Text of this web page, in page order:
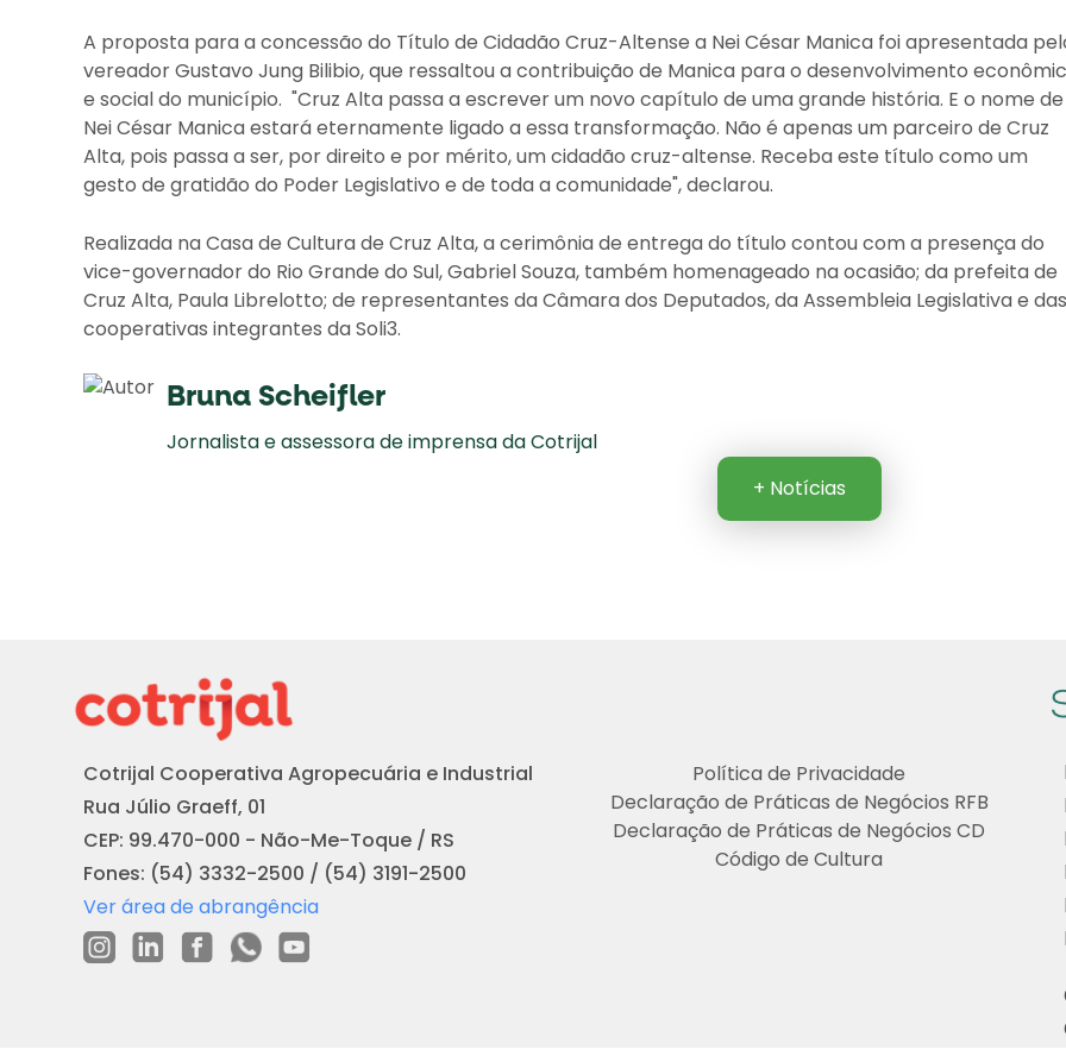
A proposta para a concessão do Título de Cidadão Cruz-Altense a Nei César Manica foi apresentada
vereador Gustavo Jung Bilibio, que ressaltou a contribuição de Manica para o desenvolvimento
e social do município. "Cruz Alta passa a escrever um novo capítulo de uma grande história. E o nome de
Nei César Manica estará eternamente ligado a essa transformação. Não é apenas um parceiro de Cruz
Alta, pois passa a ser, por direito e por mérito, um cidadão cruz-altense. Receba este título como um
gesto de gratidão do Poder Legislativo e de toda a comunidade", declarou.
Realizada na Casa de Cultura de Cruz Alta, a cerimônia de entrega do título contou com a presença do
vice-governador do Rio Grande do Sul, Gabriel Souza, também homenageado na ocasião; da prefeita de
Cruz Alta, Paula Librelotto; de representantes da Câmara dos Deputados, da Assembleia Legislativa e das
cooperativas integrantes da Soli3.
Bruna Scheifler
Jornalista e assessora de imprensa da Cotrijal
+ Notícias
Cotrijal Cooperativa Agropecuária e Industrial
Rua Júlio Graeff, 01
CEP: 99.470-000 - Não-Me-Toque / RS
Fones: (54) 3332-2500 / (54) 3191-2500
Ver área de abrangência
Política de Privacidade
Declaração de Práticas de Negócios RFB
Declaração de Práticas de Negócios CD
Código de Cultura